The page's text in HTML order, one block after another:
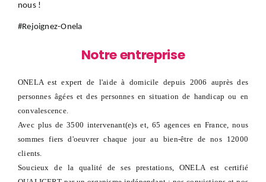
nous !
#Rejoignez-Onela
Notre entreprise
ONELA est expert de l'aide à domicile depuis 2006 auprès des
personnes âgées et des personnes en situation de handicap ou en
convalescence.
Avec plus de 3500 intervenant(e)s et, 65 agences en France, nous
sommes fiers d'oeuvrer chaque jour au bien-être de nos 12000
clients.
Soucieux de la qualité de ses prestations, ONELA est certifié